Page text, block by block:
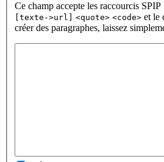
Ce champ accepte les raccourcis SPIP
[texte->url]
<quote> <code> et le
créer des paragraphes, laissez